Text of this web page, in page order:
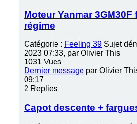
Moteur Yanmar 3GM30F
régime
Catégorie : Feeling 39 Sujet
2023 07:33, par Olivier This
1031 Vues
Dernier message par Olivier
09:17
2 Replies
Capot descente +